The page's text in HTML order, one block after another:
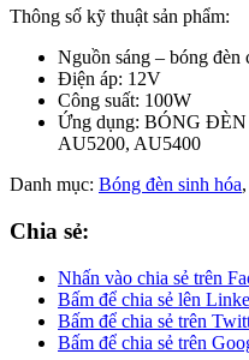
Thông số kỹ thuật sản phẩm:
Nguồn sáng – bóng đèn
Điện áp: 12V
Công suất: 100W
Ứng dụng: BÓNG
AU5200, AU5400
Danh mục: Bóng đèn sinh hóa,
Chia sẻ:
Nhấn vào chia sẻ trên
Bấm để chia sẻ lên
Bấm để chia sẻ trên
Bấm để chia sẻ trên